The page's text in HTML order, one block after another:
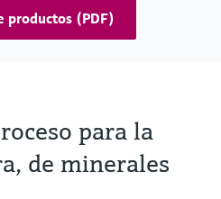
productos (PDF)
para la
de minerales